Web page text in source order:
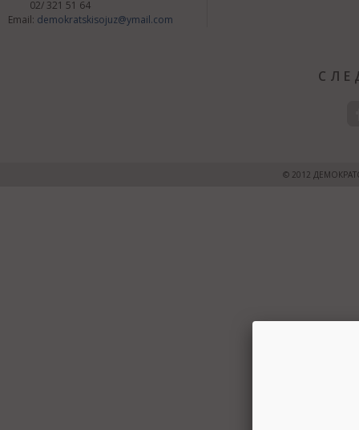
02/ 321 51 64
Email: demokratskisojuz@ymail.com
© 2012